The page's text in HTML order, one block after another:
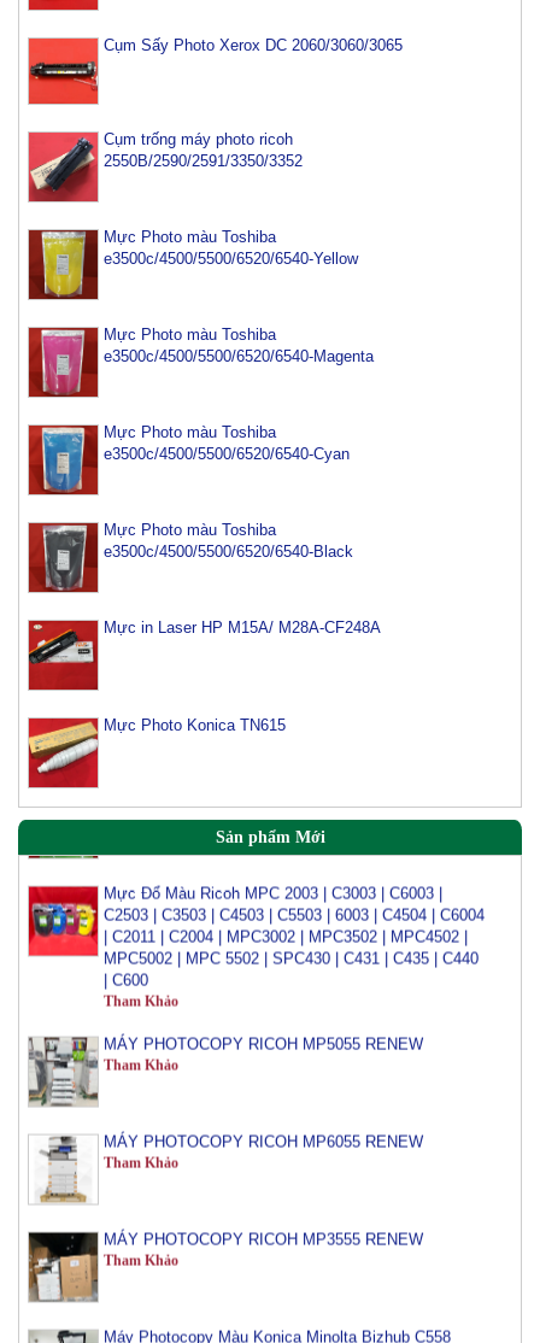
Cụm Sấy Photo Xerox DC 2060/3060/3065
Cụm trống máy photo ricoh
2550B/2590/2591/3350/3352
Mực Photo màu Toshiba
e3500c/4500/5500/6520/6540-Yellow
Mực Photo màu Toshiba
e3500c/4500/5500/6520/6540-Magenta
Mực Photo màu Toshiba
e3500c/4500/5500/6520/6540-Cyan
Mực Photo màu Toshiba
e3500c/4500/5500/6520/6540-Black
Mực in Laser HP M15A/ M28A-CF248A
Mực Photo Konica TN615
Sản phẩm Mới
C2503 | C3503 | C4503 | C5503 | 6003 | C4504 | C6004
| C2011 | C2004 | MPC3002 | MPC3502 | MPC4502 |
MPC5002 | MPC 5502 | SPC430 | C431 | C435 | C440
| C600
Tham Khảo
Tham Khảo
Tham Khảo
Tham Khảo
Renew